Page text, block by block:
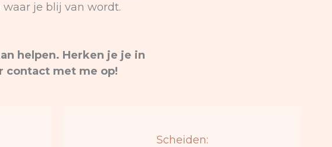
je blij van wordt.
helpen. Herken je je in
contact met me op!
Scheiden: